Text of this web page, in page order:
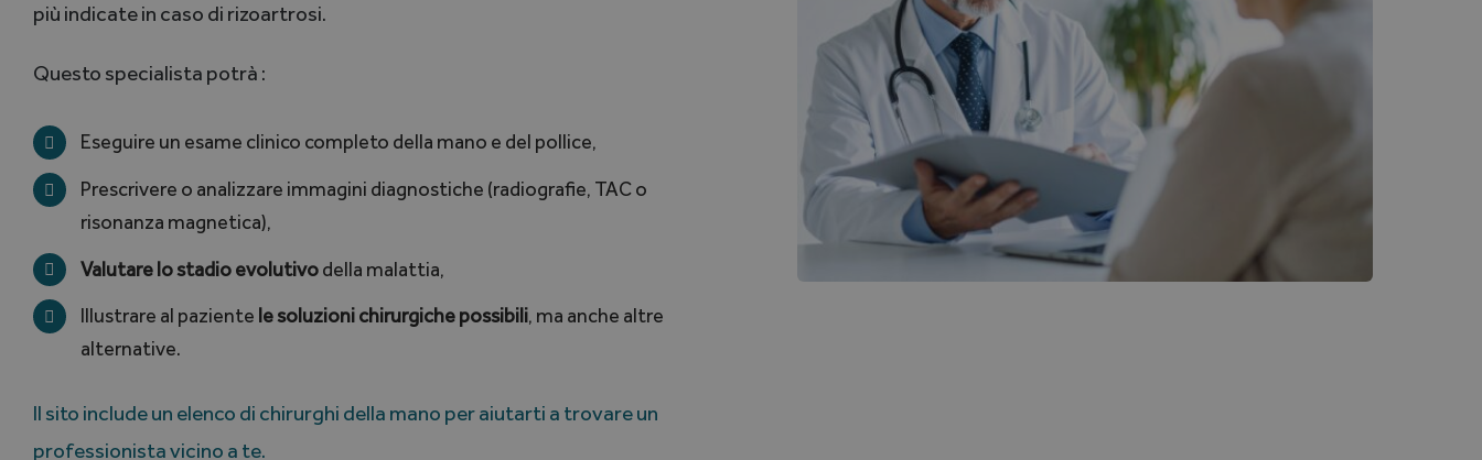
più indicate in caso di rizoartrosi.
Questo specialista potrà :
Eseguire un esame clinico completo della mano e del pollice,
Prescrivere o analizzare immagini diagnostiche (radiografie, TAC o
risonanza magnetica),
Valutare lo stadio evolutivodella malattia,
Illustrare al paziente le soluzioni chirurgiche possibili, ma anche altre
alternative.
Il sito include un elenco di chirurghi della mano per aiutarti a trovare un
professionista vicino a te.